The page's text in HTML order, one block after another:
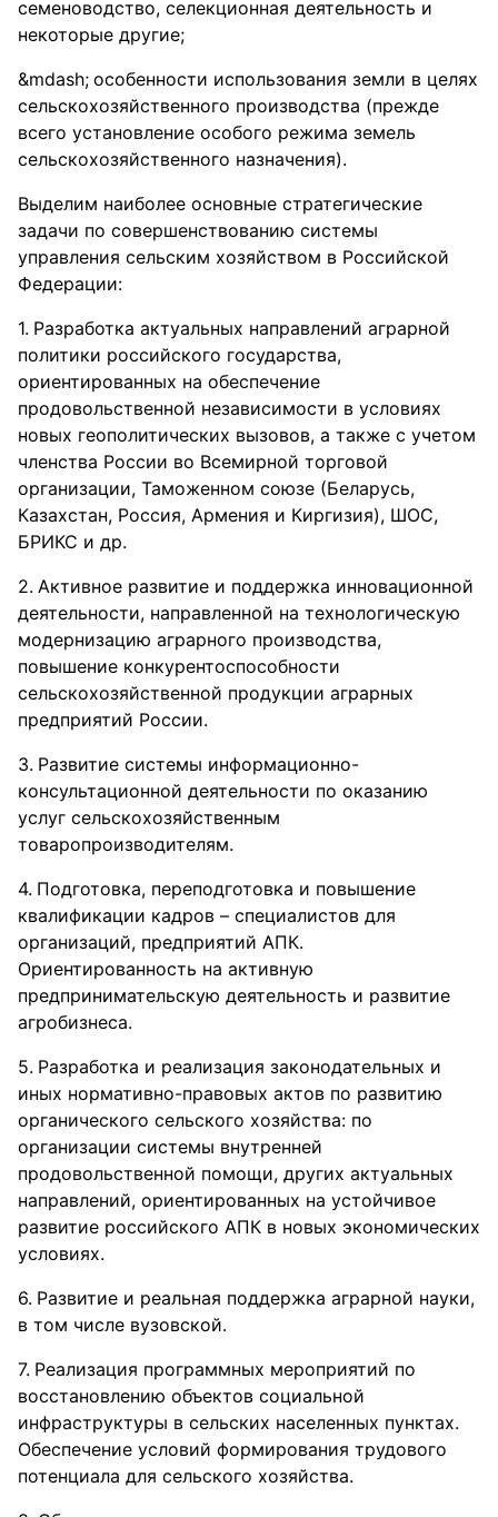
семеноводство, селекционная деятельность и
некоторые другие;
особенности использования земли в целях
сельскохозяйственного производства (прежде
всего установление особого режима земель
сельскохозяйственного назначения).
Выделим наиболее основные стратегические
задачи по совершенствованию системы
управления сельским хозяйством в Российской
Федерации:
Разработка актуальных направлений аграрной
политики российского государства,
ориентированных на обеспечение
продовольственной независимости в условиях
новых геополитических вызовов, а также с учетом
членства России во Всемирной торговой
организации, Таможенном союзе (Беларусь,
Казахстан, Россия, Армения и Киргизия), ШОС,
БРИКС и др.
Активное развитие и поддержка инновационной
деятельности, направленной на технологическую
модернизацию аграрного производства,
повышение конкурентоспособности
сельскохозяйственной продукции аграрных
предприятий России.
Развитие системы информационно-
консультационной деятельности по оказанию
услуг сельскохозяйственным
товаропроизводителям.
Подготовка, переподготовка и повышение
квалификации кадров – специалистов для
организаций, предприятий АПК.
Ориентированность на активную
предпринимательскую деятельность и развитие
агробизнеса.
Разработка и реализация законодательных и
иных нормативно-правовых актов по развитию
органического сельского хозяйства: по
организации системы внутренней
продовольственной помощи, других актуальных
направлений, ориентированных на устойчивое
развитие российского АПК в новых экономических
условиях.
Развитие и реальная поддержка аграрной науки,
в том числе вузовской.
Реализация программных мероприятий по
восстановлению объектов социальной
инфраструктуры в сельских населенных пунктах.
Обеспечение условий формирования трудового
потенциала для сельского хозяйства.